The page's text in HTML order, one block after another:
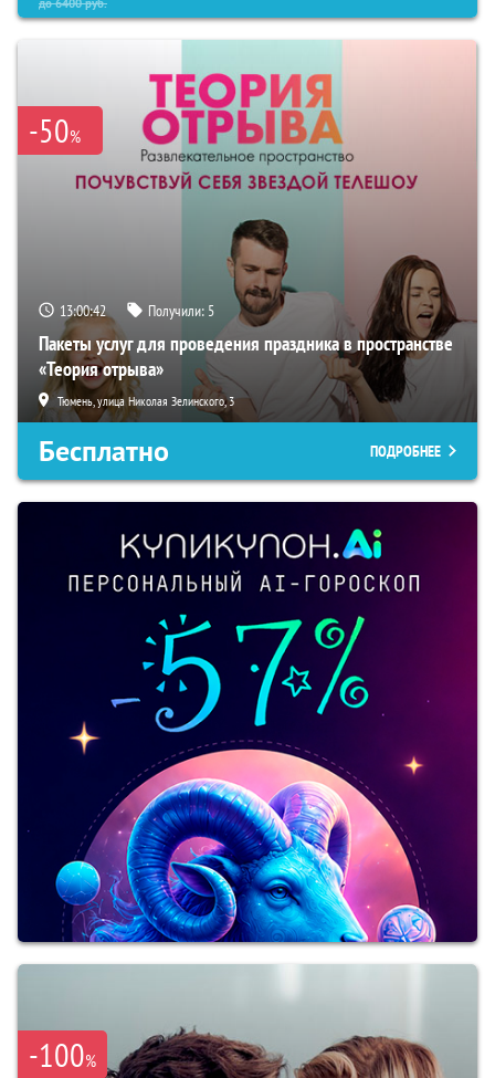
-50%
13:00:42 Получили: 5
Пакеты услуг для проведения праздника в пространстве
«Теория отрыва»
Тюмень, улица Николая Зелинского, 3
Бесплатно ПОДРОБНЕЕ
-100%